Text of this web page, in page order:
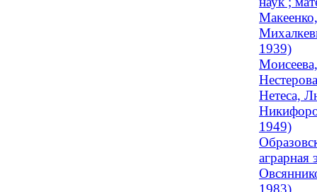
1939)
Нетеса,
1949)
аграрная